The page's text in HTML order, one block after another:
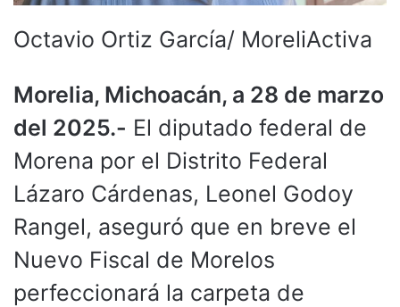
Octavio Ortiz García/ MoreliActiva
Morelia, Michoacán, a 28 de marzo
del 2025.- El diputado federal de
Morena por el Distrito Federal
Lázaro Cárdenas, Leonel Godoy
Rangel, aseguró que en breve el
Nuevo Fiscal de Morelos
perfeccionará la carpeta de